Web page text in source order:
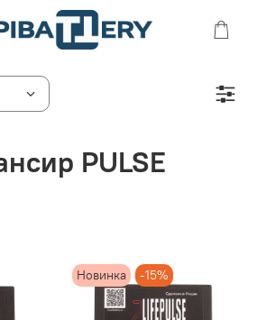
PULSE
Новинка -15%